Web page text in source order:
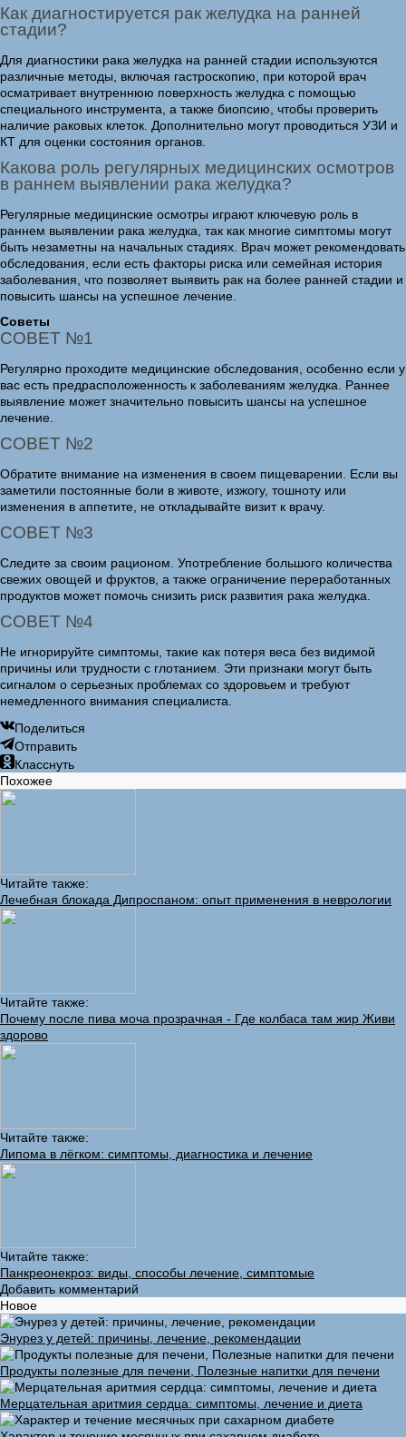
Как диагностируется рак желудка на ранней
стадии?
Для диагностики рака желудка на ранней стадии используются
различные методы, включая гастроскопию, при которой врач
осматривает внутреннюю поверхность желудка с помощью
специального инструмента, а также биопсию, чтобы проверить
наличие раковых клеток. Дополнительно могут проводиться УЗИ и
КТ для оценки состояния органов.
Какова роль регулярных медицинских осмотров
в раннем выявлении рака желудка?
Регулярные медицинские осмотры играют ключевую роль в
раннем выявлении рака желудка, так как многие симптомы могут
быть незаметны на начальных стадиях. Врач может рекомендовать
обследования, если есть факторы риска или семейная история
заболевания, что позволяет выявить рак на более ранней стадии и
повысить шансы на успешное лечение.
Советы
СОВЕТ №1
Регулярно проходите медицинские обследования, особенно если у
вас есть предрасположенность к заболеваниям желудка. Раннее
выявление может значительно повысить шансы на успешное
лечение.
СОВЕТ №2
Обратите внимание на изменения в своем пищеварении. Если вы
заметили постоянные боли в животе, изжогу, тошноту или
изменения в аппетите, не откладывайте визит к врачу.
СОВЕТ №3
Следите за своим рационом. Употребление большого количества
свежих овощей и фруктов, а также ограничение переработанных
продуктов может помочь снизить риск развития рака желудка.
СОВЕТ №4
Не игнорируйте симптомы, такие как потеря веса без видимой
причины или трудности с глотанием. Эти признаки могут быть
сигналом о серьезных проблемах со здоровьем и требуют
немедленного внимания специалиста.
Поделиться
Отправить
Класснуть
Похожее
Читайте также:
Лечебная блокада Дипроспаном: опыт применения в неврологии
Читайте также:
Почему после пива моча прозрачная - Где колбаса там жир Живи
здорово
Читайте также:
Липома в лёгком: симптомы, диагностика и лечение
Читайте также:
Панкреонекроз: виды, способы лечение, симптомые
Добавить комментарий
Новое
Энурез у детей: причины, лечение, рекомендации
Продукты полезные для печени, Полезные напитки для печени
Мерцательная аритмия сердца: симптомы, лечение и диета